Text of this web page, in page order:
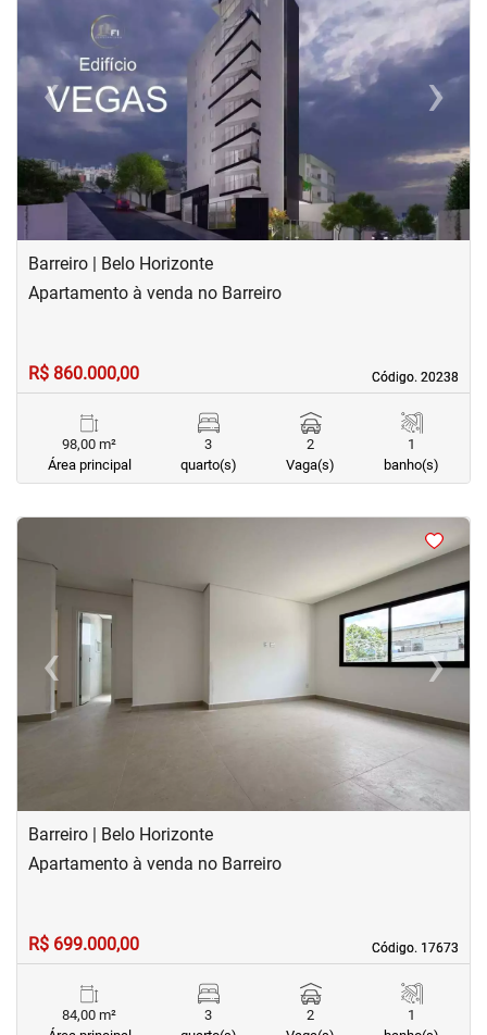
‹Previous ›
Next
Barreiro | Belo Horizonte
Código. 20238
Código. 20238
Apartamento à venda no Barreiro
R$ 860.000,00
98,00 m²
Área principal
3
quarto(s)
2
Vaga(s)
1
banho(s)
<
‹Previous ›Next
Barreiro | Belo Horizonte
Código. 17673
Código. 17673
Apartamento à venda no Barreiro
R$ 699.000,00
84,00 m²
3
2
1